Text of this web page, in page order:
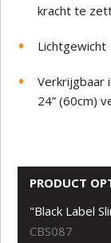
kracht te
Lichtgewicht
Verkrijgbaar
24” (60cm)
PRODUCT
"Black Label
CBS087